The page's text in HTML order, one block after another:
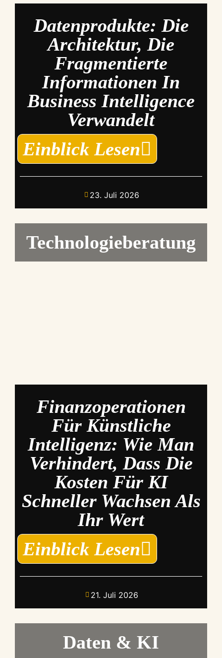
Datenprodukte: Die
Architektur, Die
Fragmentierte
Informationen In
Business Intelligence
Verwandelt
Einblick Lesen
23. Juli 2026
Technologieberatung
Finanzoperationen
Für Künstliche
Intelligenz: Wie Man
Verhindert, Dass Die
Kosten Für KI
Schneller Wachsen Als
Ihr Wert
Einblick Lesen
21. Juli 2026
Daten & KI